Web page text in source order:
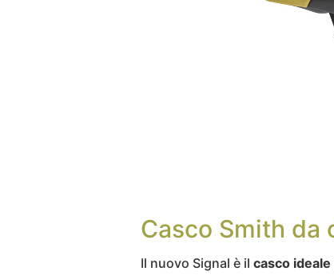
Casco Smith da
Il nuovo Signal è il casco